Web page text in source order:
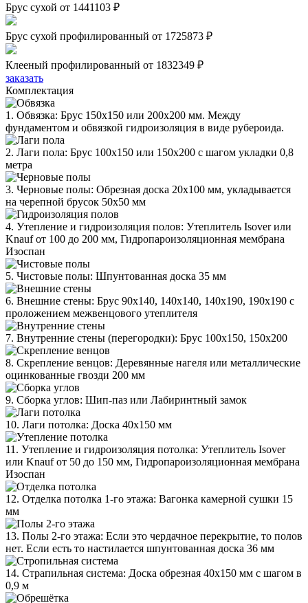
Брус сухой от 1441103 ₽
Брус сухой профилированный от 1725873 ₽
Клееный профилированный от 1832349 ₽
заказать
Комплектация
1. Обвязка: Брус 150х150 или 200х200 мм. Между
фундаментом и обвязкой гидроизоляция в виде рубероида.
2. Лаги пола: Брус 100х150 или 150х200 с шагом укладки 0,8
метра
3. Черновые полы: Обрезная доска 20х100 мм, укладывается
на черепной брусок 50х50 мм
4. Утепление и гидроизоляция полов: Утеплитель Isover или
Knauf от 100 до 200 мм, Гидропароизоляционная мембрана
Изоспан
5. Чистовые полы: Шпунтованная доска 35 мм
6. Внешние стены: Брус 90х140, 140х140, 140х190, 190х190 с
проложением межвенцового утеплителя
7. Внутренние стены (перегородки): Брус 100х150, 150х200
8. Скрепление венцов: Деревянные нагеля или металлические
оцинкованные гвозди 200 мм
9. Сборка углов: Шип-паз или Лабиринтный замок
10. Лаги потолка: Доска 40х150 мм
11. Утепление и гидроизоляция потолка: Утеплитель Isover
или Knauf от 50 до 150 мм, Гидропароизоляционная мембрана
Изоспан
12. Отделка потолка 1-го этажа: Вагонка камерной сушки 15
мм
13. Полы 2-го этажа: Если это чердачное перекрытие, то полов
нет. Если есть то настилается шпунтованная доска 36 мм
14. Страпильная система: Доска обрезная 40х150 мм с шагом в
0,9 м